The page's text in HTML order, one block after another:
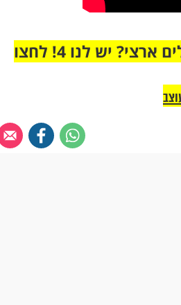
מחוברים רק לקבוצת ווטסאפ אחת מבית מוקד תהילים ארצי? יש לנו 4! לחצו